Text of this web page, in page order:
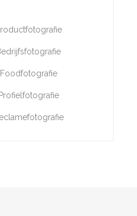
Foodfotografie
Profielfotografie